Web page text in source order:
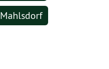
Mahlsdorf